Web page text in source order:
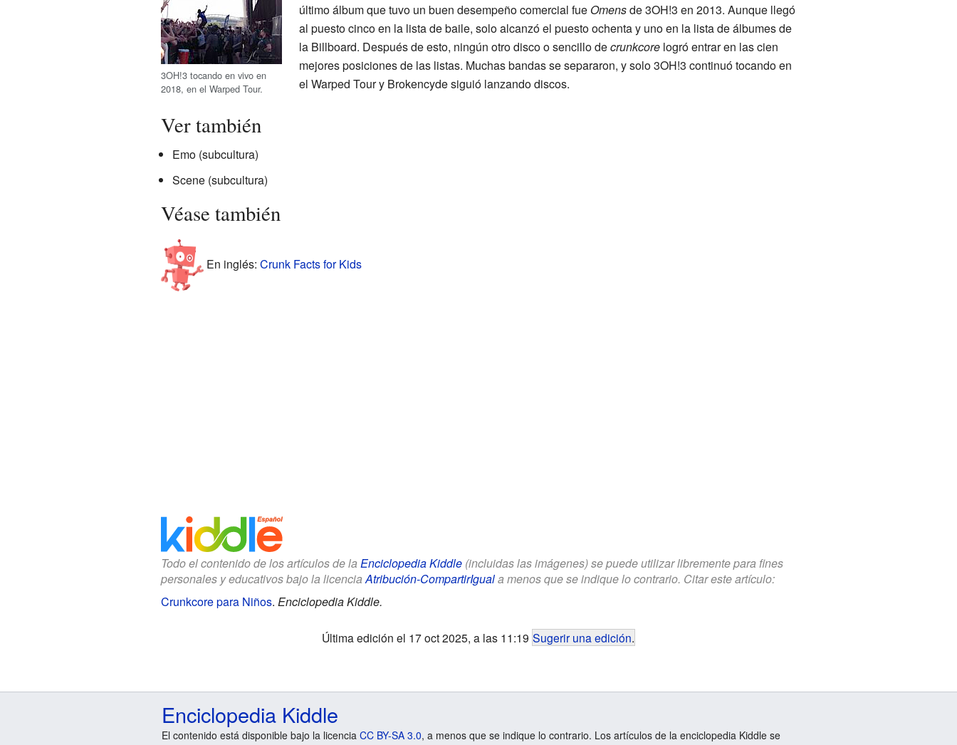
3OH!3 tocando en vivo en
2018, en el Warped Tour.
último álbum que tuvo un buen desempeño comercial fue Omensde 3OH!3 en 2013. Aunque llegó
al puesto cinco en la lista de baile, solo alcanzó el puesto ochenta y uno en la lista de álbumes de
la Billboard. Después de esto, ningún otro disco o sencillo decrunkcorelogró entrar en las cien
mejores posiciones de las listas. Muchas bandas se separaron, y solo 3OH!3 continuó tocando en
el Warped Tour y Brokencyde siguió lanzando discos.
Ver también
Emo (subcultura)
Scene (subcultura)
Véase también
En inglés: Crunk Facts for Kids
Todo el contenido de los artículos de la Enciclopedia Kiddle(incluidas las imágenes) se puede utilizar libremente para fines
personales y educativos bajo la licenciaAtribución-CompartirIguala menos que se indique lo contrario. Citar este artículo:
Crunkcore para Niños. Enciclopedia Kiddle.
Última edición el 17 oct 2025, a las 11:19 Sugerir una edición.
Enciclopedia Kiddle
El contenido está disponible bajo la licencia CC BY-SA 3.0, a menos que se indique lo contrario. Los artículos de la enciclopedia Kiddle se